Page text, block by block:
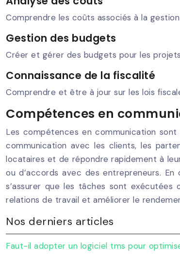
Comprendre les coûts associés à la
Gestion des budgets
Créer et gérer des budgets pour les
Connaissance de la fiscalité
Comprendre et être à jour sur les lois
Compétences en
Les compétences en communication
communication avec les clients, les
locataires et de répondre rapidement à
ou d’accords avec des entrepreneurs.
s’assurer que les tâches sont
relations de travail et améliorer le
Nos derniers articles
Faut-il adopter un logiciel tms pour